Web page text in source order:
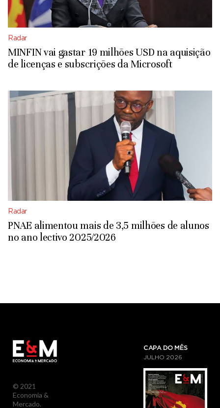
Radar
MINFIN vai gastar 19 milhões USD na aquisição
de licenças e subscrições da Microsoft
Radar
PNAE alimentou mais de 3,5 milhões de alunos
no ano lectivo 2025/2026
© 2021
Economia &
Mercado.
CAPA DO MÊS
JULHO 2026